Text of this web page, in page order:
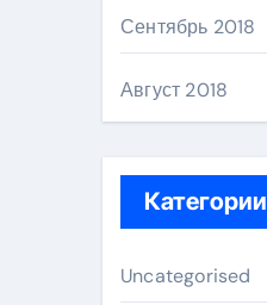
Сентябрь 2018
Август 2018
Категории
Uncategorised